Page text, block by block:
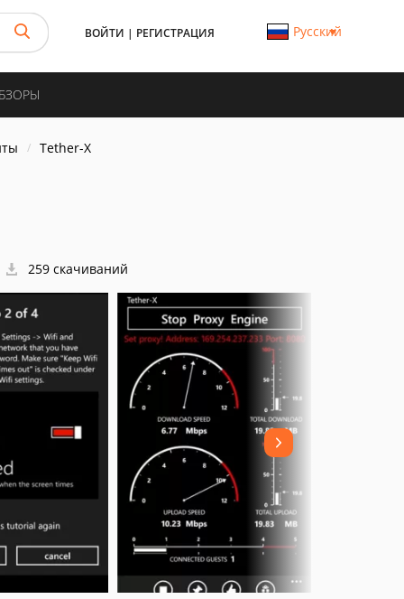
ВОЙТИ | РЕГИСТРАЦИЯ Русский
Tether-X
259 скачиваний